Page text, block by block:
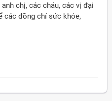
chị, các cháu, các vị đại
các đồng chí sức khỏe,